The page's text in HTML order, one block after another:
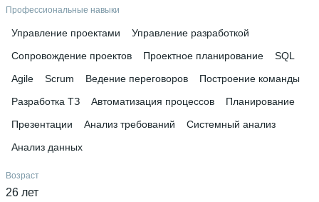
Профессиональные навыки
Управление проектами
Управление разработкой
Сопровождение проектов
Проектное планирование
SQL
Agile
Scrum Ведение переговоров
Построение команды
Разработка ТЗ
Автоматизация процессов
Планирование
Презентации
Анализ требований
Системный анализ
Анализ данных
Возраст
26 лет